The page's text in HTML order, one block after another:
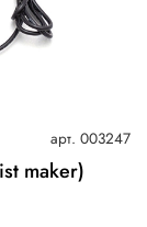
арт. 003247
maker)